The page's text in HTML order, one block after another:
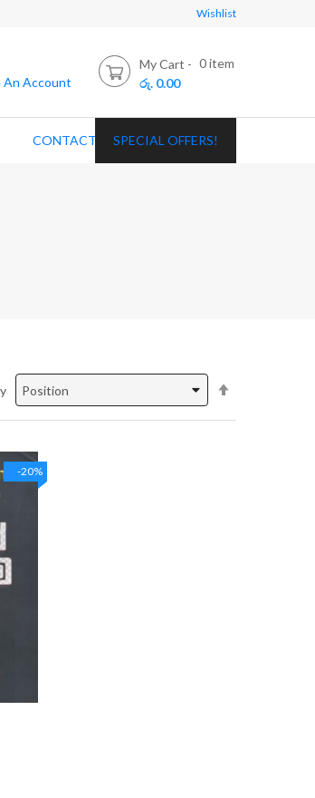
Wishlist
An Account
My Cart 0item
රු. 0.00
CONTACT USSPECIAL OFFERS!
Direction
-20%